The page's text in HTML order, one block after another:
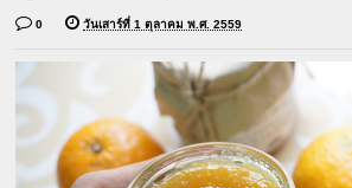
0 วันเสาร์ที่ 1 ตุลาคม พ.ศ. 2559